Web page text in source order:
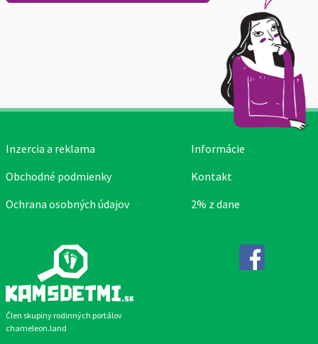
Člen skupiny rodinných portálov
chameleon.land
Inzercia a reklama
Obchodné podmienky
Ochrana osobných údajov
Informácie
Kontakt
2% z dane